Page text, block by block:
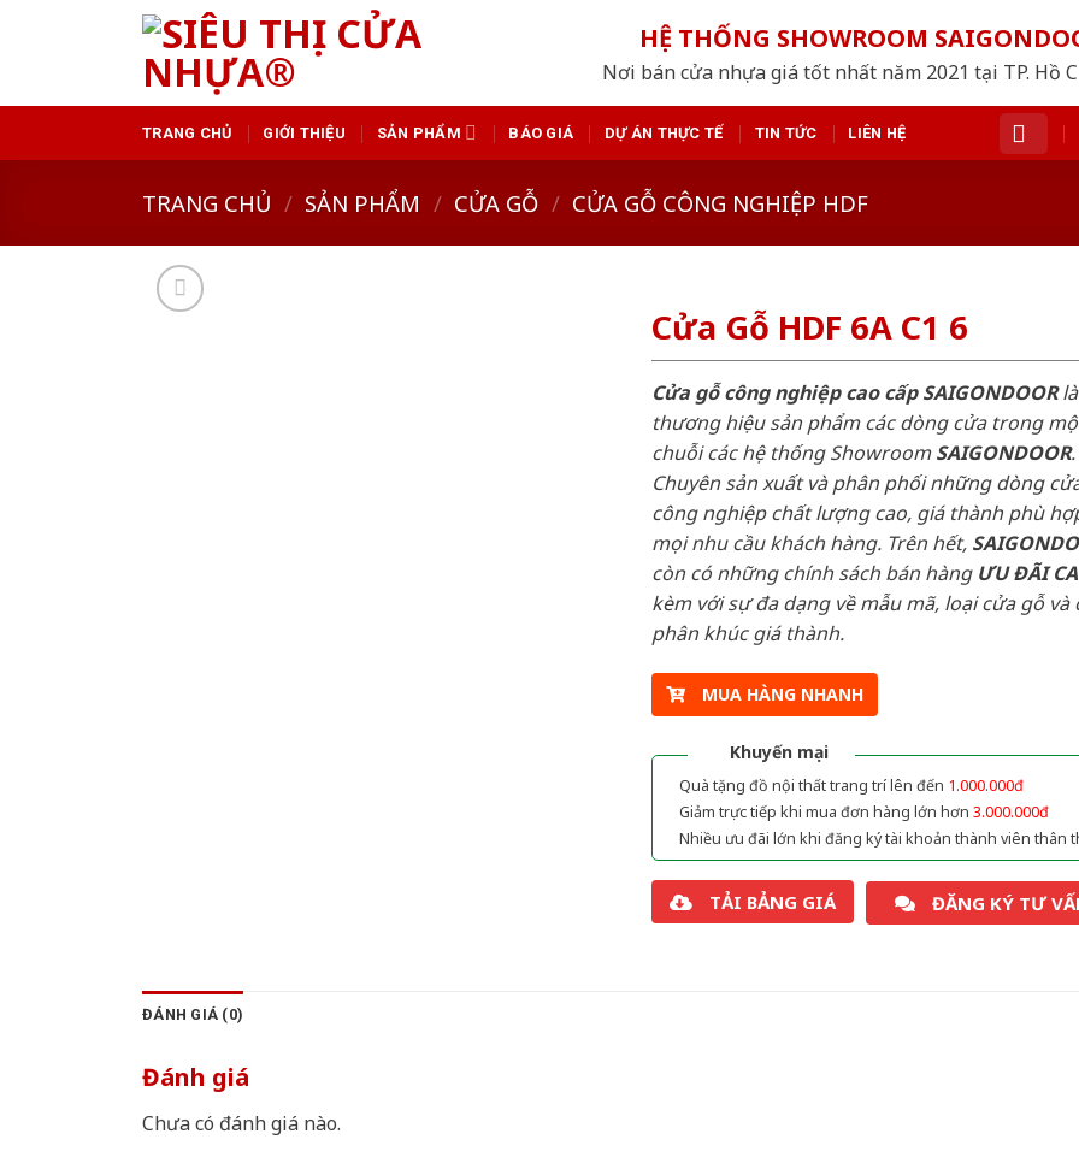
HỆ THỐNG SHOWROOM
Nơi bán cửa nhựa giá tốt nhất năm 2021 tại TP. Hồ
TRANG CHỦ GIỚI THIỆU SẢN PHẨM BÁO GIÁ DỰ ÁN THỰC TẾ TIN TỨC LIÊN HỆ
TRANG CHỦ / SẢN PHẨM / CỬA GỖ / CỬA GỖ CÔNG NGHIỆP HDF
Cửa Gỗ HDF 6A C1 6
Cửa gỗ công nghiệp cao cấp SAIGONDOORlà
thương hiệu sản phẩm các dòng cửa trong
chuỗi các hệ thống ShowroomSAIGONDOOR.
Chuyên sản xuất và phân phối những dòng
công nghiệp chất lượng cao, giá thành phù
mọi nhu cầu khách hàng. Trên hết,
còn có những chính sách bán hàng ƯU ĐÃI
kèm với sự đa dạng về mẫu mã, loại cửa gỗ và
phân khúc giá thành.
MUA HÀNG NHANH
Khuyến mại
Quà tặng đồ nội thất trang trí lên đến 1.000.000đ
Giảm trực tiếp khi mua đơn hàng lớn hơn 3.000.000đ
Nhiều ưu đãi lớn khi đăng ký tài khoản thành viên thân
TẢI BẢNG GIÁ ĐĂNG KÝ TƯ
ĐÁNH GIÁ (0)
Đánh giá
Chưa có đánh giá nào.